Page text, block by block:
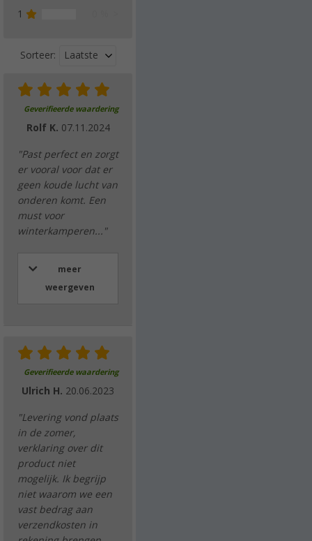
1
Sorteer: Laatste
Geverifieerde waardering
Rolf K. 07.11.2024
"Past perfect en zorgt
er vooral voor dat er
geen koude lucht van
onderen komt. Een
must voor
winterkamperen..."
meer
weergeven
Geverifieerde waardering
Ulrich H. 20.06.2023
"Levering vond plaats
in de zomer,
verklaring over dit
product niet
mogelijk. Ik begrijp
niet waarom we een
vast bedrag aan
verzendkosten in